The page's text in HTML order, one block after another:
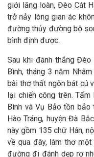
giới lăng loàn, Đèo Cát
trở nảy lòng gian ác
đường thủy đường bộ
bình định được.
Sau khi đánh thắng
Bình, tháng 3 năm
bài thơ thất ngôn bát cú
lại chiến công trên.
Bình và Vụ Bảo tồn
Hào Tráng, huyện Đà
này gồm 135 chữ Hán,
về qua đây, làm thơ
đường đi đánh dẹp rợ